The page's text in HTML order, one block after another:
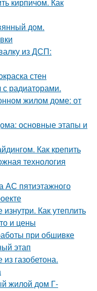
дом.
из ДСП:
стен
с радиаторами.
жилом доме: от
основные этапы и
Как крепить
технология
АС пятиэтажного
изнутри. Как утеплить
и цены
при обшивке
этап
газобетона.
жилой дом Г-